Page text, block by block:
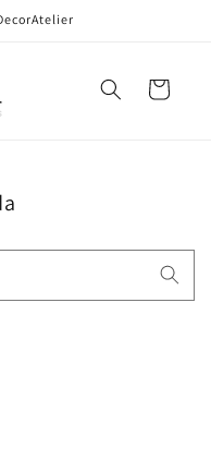
Carrito